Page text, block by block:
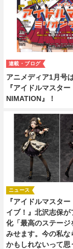
声優
舞台
動画
連載・ブログ
編集部ブログ・
アニメディア1月号
『アイドルマスタ
NIMATION』！
連載・ブログ
『アイドルマスタ
イブ！』北沢志保が
化「最高のステージ
みせます。今の私な
かもしれないって思
ニュース